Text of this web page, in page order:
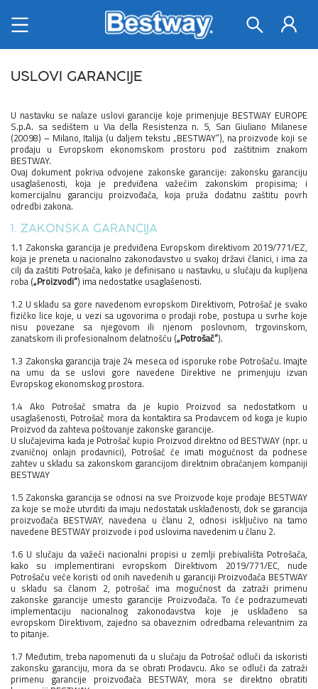
USLOVI GARANCIJE
U nastavku se nalaze uslovi garancije koje primenjuje BESTWAY EUROPE
S.p.A. sa sedištem u Via della Resistenza n. 5, San Giuliano Milanese
(20098) – Milano, Italija (u daljem tekstu „BESTWAY“), na proizvode koji se
prodaju u Evropskom ekonomskom prostoru pod zaštitnim znakom
BESTWAY.
Ovaj dokument pokriva odvojene zakonske garancije: zakonsku garanciju
usaglašenosti, koja je predviđena važećim zakonskim propisima; i
komercijalnu garanciju proizvođača, koja pruža dodatnu zaštitu povrh
odredbi zakona.
1. ZAKONSKA GARANCIJA
1.1 Zakonska garancija je predviđena Evropskom direktivom 2019/771/EZ,
koja je preneta u nacionalno zakonodavstvo u svakoj državi članici, i ima za
cilj da zaštiti Potrošača, kako je definisano u nastavku, u slučaju da kupljena
roba („Proizvodi“) ima nedostatke usaglašenosti.
1.2 U skladu sa gore navedenom evropskom Direktivom, Potrošač je svako
fizičko lice koje, u vezi sa ugovorima o prodaji robe, postupa u svrhe koje
nisu povezane sa njegovom ili njenom poslovnom, trgovinskom,
zanatskom ili profesionalnom delatnošću („Potrošač“).
1.3 Zakonska garancija traje 24 meseca od isporuke robe Potrošaču. Imajte
na umu da se uslovi gore navedene Direktive ne primenjuju izvan
Evropskog ekonomskog prostora.
1.4 Ako Potrošač smatra da je kupio Proizvod sa nedostatkom u
usaglašenosti, Potrošač mora da kontaktira sa Prodavcem od koga je kupio
Proizvod da zahteva poštovanje zakonske garancije.
U slučajevima kada je Potrošač kupio Proizvod direktno od BESTWAY (npr. u
zvaničnoj onlajn prodavnici), Potrošač će imati mogućnost da podnese
zahtev u skladu sa zakonskom garancijom direktnim obraćanjem kompaniji
BESTWAY
1.5 Zakonska garancija se odnosi na sve Proizvode koje prodaje BESTWAY
za koje se može utvrditi da imaju nedostatak usklađenosti, dok se garancija
proizvođača BESTWAY, navedena u članu 2, odnosi isključivo na tamo
navedene BESTWAY proizvode i pod uslovima navedenim u članu 2.
1.6 U slučaju da važeći nacionalni propisi u zemlji prebivališta Potrošača,
kako su implementirani evropskom Direktivom 2019/771/EC, nude
Potrošaču veće koristi od onih navedenih u garanciji Proizvođača BESTWAY
u skladu sa članom 2, potrošač ima mogućnost da zatraži primenu
zakonske garancije umesto garancije Proizvođača. To će podrazumevati
implementaciju nacionalnog zakonodavstva koje je usklađeno sa
evropskom Direktivom, zajedno sa obaveznim odredbama relevantnim za
to pitanje.
1.7 Međutim, treba napomenuti da u slučaju da Potrošač odluči da iskoristi
zakonsku garanciju, mora da se obrati Prodavcu. Ako se odluči da zatraži
primenu garancije proizvođača BESTWAY, mora se direktno obratiti